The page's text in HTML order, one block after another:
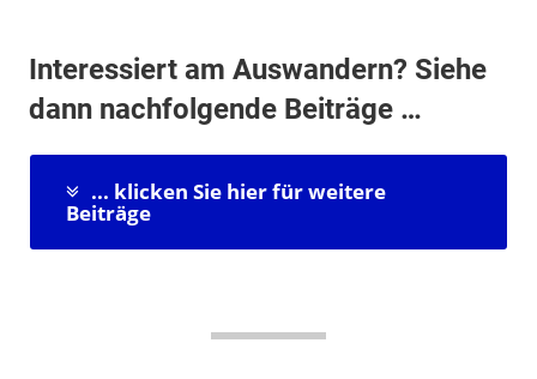
Interessiert am Auswandern? Siehe
dann nachfolgende Beiträge …
... klicken Sie hier für weitere
Beiträge